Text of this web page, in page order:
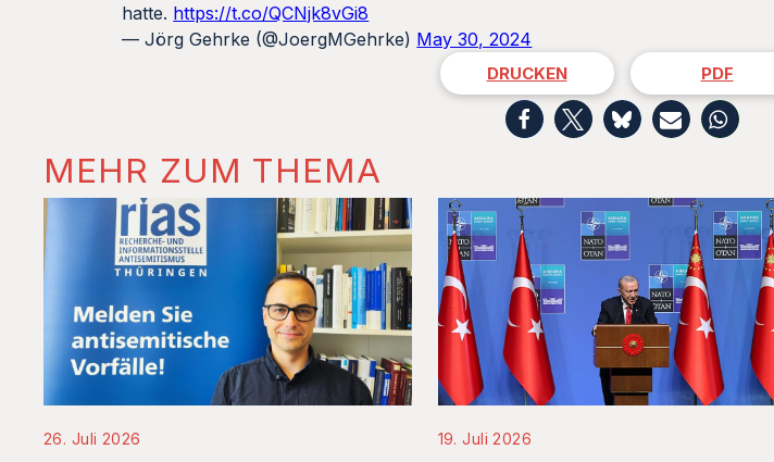
hatte. https://t.co/QCNjk8vGi8
— Jörg Gehrke (@JoergMGehrke) May 30, 2024
DRUCKEN PDF
MEHR ZUM THEMA
26. Juli 2026 19. Juli 2026